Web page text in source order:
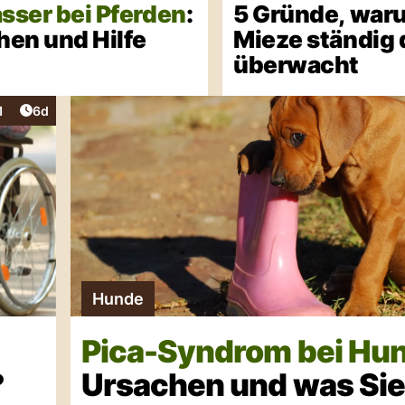
bei Pferden:
und Hilfe
5 Gründe,
Mieze ständig
überwacht
Artikel veröffentlicht:
6d
Hunde
Pica-Syndrom bei
Ursachen und was